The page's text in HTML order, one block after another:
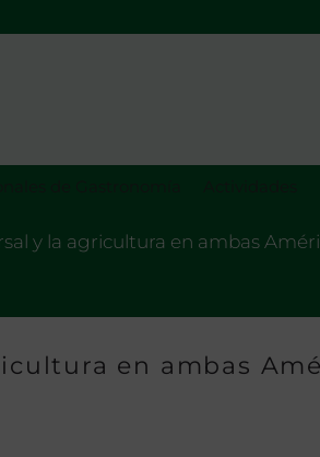
y la agricultura en ambas
en ambas